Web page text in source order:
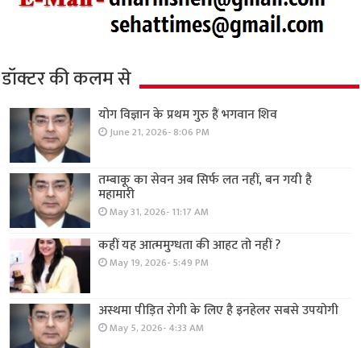
डॉक्टर की कलम से
योग विज्ञान के प्रथम गुरु हैं भगवान शिव
June 21, 2026- 8:06 PM
तम्बाकू का सेवन अब सिर्फ लत नहीं, बन गयी है
महामारी
May 31, 2026- 11:17 AM
कहीं यह आत्ममुग्धता की आहट तो नहीं ?
May 19, 2026- 5:49 PM
अस्थमा पीड़ित रोगी के लिए है इनहेलर सबसे उपयोगी
May 5, 2026- 4:33 AM